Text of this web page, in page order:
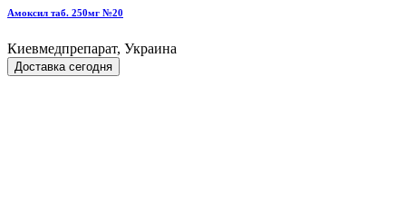
Амоксил таб. 250мг №20
Киевмедпрепарат, Украина
Доставка сегодня